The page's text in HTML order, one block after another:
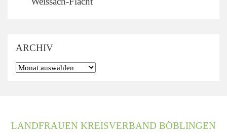
ARCHIV
LANDFRAUEN KREISVERBAND BÖBLINGEN